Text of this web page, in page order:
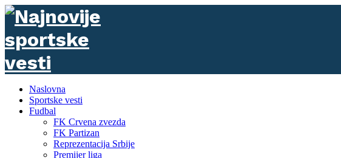
Naslovna
Sportske vesti
Fudbal
FK Crvena zvezda
FK Partizan
Reprezentacija Srbije
Premijer liga